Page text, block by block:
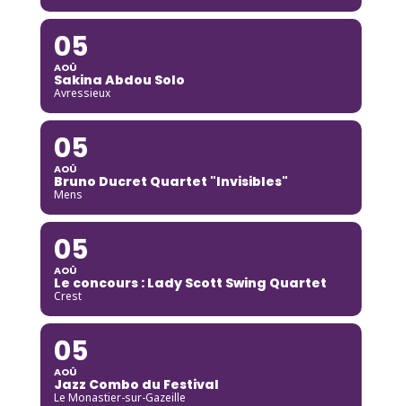
05
AOÛ
Sakina Abdou Solo
Avressieux
05
AOÛ
Bruno Ducret Quartet "Invisibles"
Mens
05
AOÛ
Le concours : Lady Scott Swing Quartet
Crest
05
AOÛ
Jazz Combo du Festival
Le Monastier-sur-Gazeille